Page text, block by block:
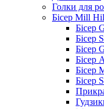
Голки для
Бісер Mill
Бісер
Бісер
Бісер
Бісер
Бісер
Бісер